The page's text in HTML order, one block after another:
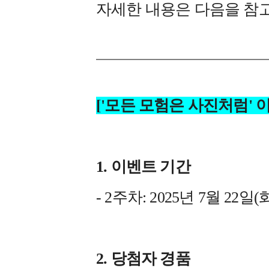
자세한 내용은 다음을 참
['모든 모험은 사진처럼'
1. 이벤트 기간
- 2주차: 2025년 7월 22일(
2. 당첨자 경품